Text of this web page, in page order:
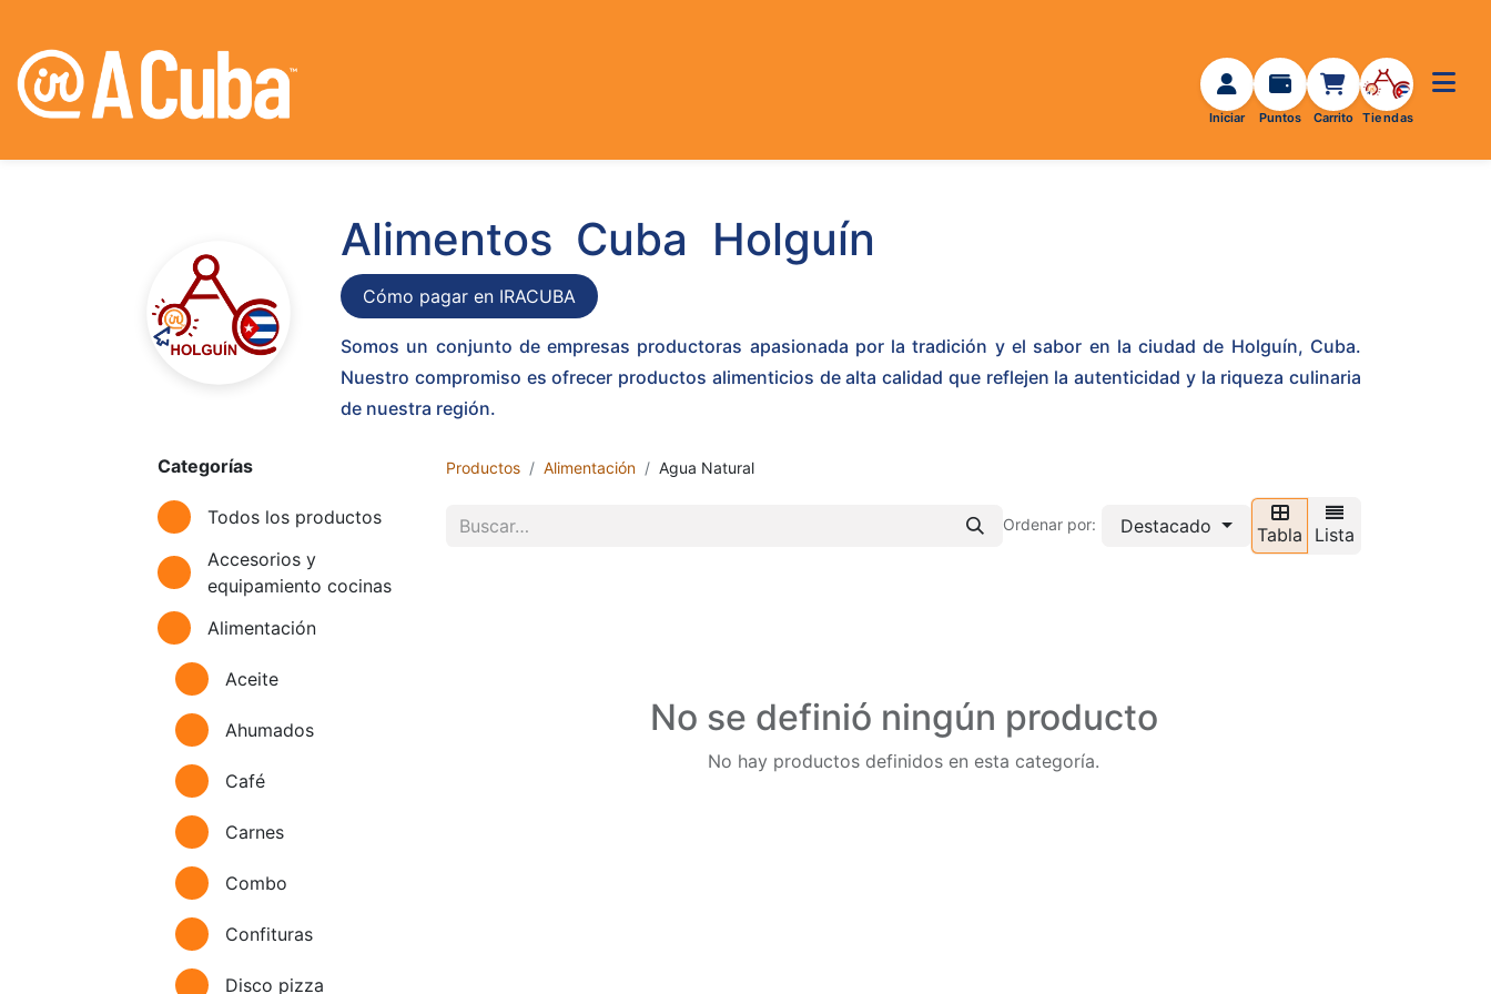
Alimentos Cuba Holguín
Cómo pagar en IRACUBA
Somos un conjunto de empresas productoras apasionada por la tradición y el sabor en la ciudad de Holguín, Cuba.
Nuestro compromiso es ofrecer productos alimenticios de alta calidad que reflejen la autenticidad y la riqueza culinaria
de nuestra región.
Categorías
Todos los productos
Accesorios y
equipamiento cocinas
Alimentación
Aceite
Ahumados
Café
Carnes
Combo
Confituras
Disco pizza
Productos Alimentación Agua Natural
Ordenar por: Destacado Tabla Lista
No se definió ningún producto
No hay productos definidos en esta categoría.